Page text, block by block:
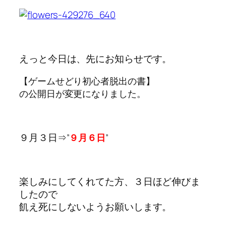
えっと今日は、先にお知らせです。
【ゲームせどり初心者脱出の書】
の公開日が変更になりました。
９月３日 ⇒”９月６日”
楽しみにしてくれてた方、３日ほど伸びま
したので
飢え死にしないようお願いします。